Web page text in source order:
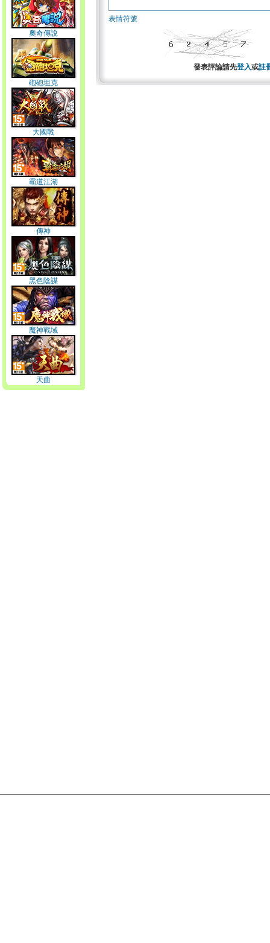
奧奇傳說
砲砲坦克
大國戰
霸道江湖
傳神
黑色陰謀
魔神戰域
天曲
表情符號
發表評論請先登入或註